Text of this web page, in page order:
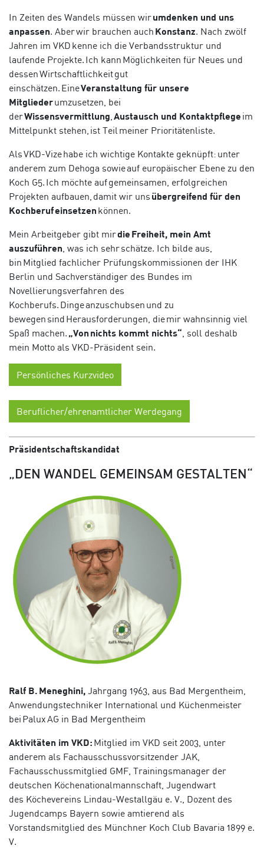
In Zeiten des Wandels müssen wirumdenken und uns
anpassen. Aber wir brauchen auch Konstanz. Nach zwölf
Jahren im VKD kenne ich die Verbandsstruktur und
laufende Projekte. Ich kann Möglichkeiten für Neues und
dessen Wirtschaftlichkeit gut
einschätzen. EineVeranstaltung für unsere
Mitgliederumzusetzen, bei
derWissensvermittlung Austausch und Kontaktpflege im
Mittelpunkt stehen, ist Teil meiner Prioritätenliste.
Als VKD-Vize habe ich wichtige Kontakte geknüpft: unter
anderem zum Dehoga sowie auf europäischer Ebene zu den
Koch G5. Ich möchte auf gemeinsamen, erfolgreichen
Projekten aufbauen, damit wir uns übergreifend für den
Kochberuf einsetzen können.
Mein Arbeitgeber gibt mirdie Freiheit, mein Amt
auszuführen , was ich sehr schätze. Ich bilde aus,
bin Mitglied fachlicher Prüfungskommissionen der IHK
Berlin und Sachverständiger des Bundes im
Novellierungsverfahren des
Kochberufs. Dingeanzuschubsen und zu
bewegen sind Herausforderungen, die mir wahnsinnig viel
Spaß machen. „Von nichts kommt nichts“ , soll deshalb
mein Motto als VKD-Präsident sein.
Persönliches Kurzvideo
Beruflicher/ehrenamtlicher Werdegang
Präsidentschaftskandidat
„DEN WANDEL GEMEINSAM GESTALTEN“
Ralf B. Meneghini, Jahrgang 1963, aus Bad Mergentheim,
Anwendungstechniker International und Küchenmeister
bei PaluxAG in Bad Mergentheim
Aktivitäten im VKD: Mitglied im VKD seit 2003, unter
anderem als Fachausschussvorsitzender JAK,
Fachausschussmitglied GMF, Trainingsmanager der
deutschen Köchenationalmannschaft, Jugendwart
des Köchevereins Lindau-Westallgäu e. V., Dozent des
Jugendcamps Bayern sowie amtierend als
Vorstandsmitglied des Münchner Koch Club Bavaria 1899 e.
V.